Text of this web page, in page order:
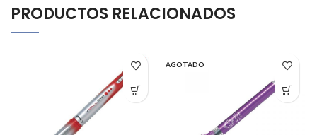
PRODUCTOS RELACIONADOS
AGOTADO